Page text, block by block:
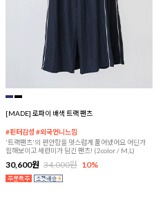
[MADE] 로파이 배색 트랙 팬츠
#핀터감성 #외국언니느낌
'트랙팬츠'의 편안함을 멋스럽게 풀어냈어요 어딘가
힙해보이고 세련미가 담긴 팬츠! (2color / M,L)
30,600원 34,000원 10%